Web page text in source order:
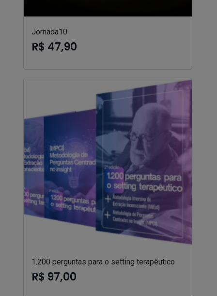
Jornada10
R$ 47,90
1.200 perguntas para o setting terapêutico
R$ 97,00